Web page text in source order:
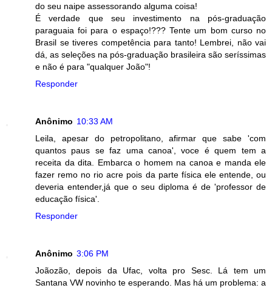
do seu naipe assessorando alguma coisa!
É verdade que seu investimento na pós-graduação
paraguaia foi para o espaço!??? Tente um bom curso no
Brasil se tiveres competência para tanto! Lembrei, não vai
dá, as seleções na pós-graduação brasileira são seríssimas
e não é para "qualquer João"!
Responder
Anônimo 10:33 AM
Leila, apesar do petropolitano, afirmar que sabe 'com
quantos paus se faz uma canoa', voce é quem tem a
receita da dita. Embarca o homem na canoa e manda ele
fazer remo no rio acre pois da parte física ele entende, ou
deveria entender,já que o seu diploma é de 'professor de
educação física'.
Responder
Anônimo 3:06 PM
Joãozão, depois da Ufac, volta pro Sesc. Lá tem um
Santana VW novinho te esperando. Mas há um problema: a